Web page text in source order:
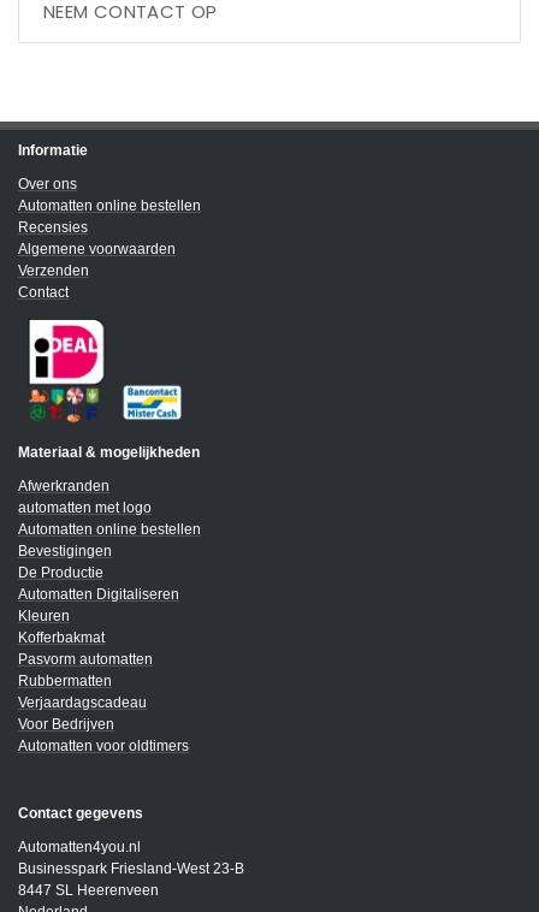
NEEM CONTACT OP
Informatie
Over ons
Automatten online bestellen
Recensies
Algemene voorwaarden
Verzenden
Contact
Materiaal & mogelijkheden
Afwerkranden
automatten met logo
Automatten online bestellen
Bevestigingen
De Productie
Automatten Digitaliseren
Kleuren
Kofferbakmat
Pasvorm automatten
Rubbermatten
Verjaardagscadeau
Voor Bedrijven
Automatten voor oldtimers
Contact gegevens
Automatten4you.nl
Businesspark Friesland-West 23-B
8447 SL Heerenveen